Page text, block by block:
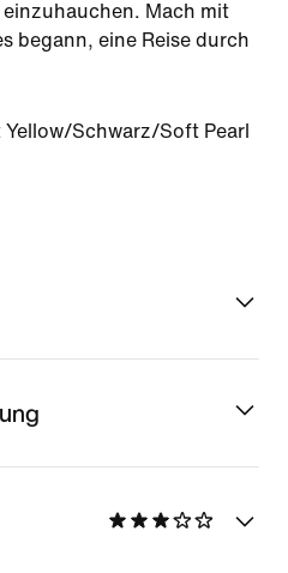
Mach mit
begann, eine Reise durch
Yellow/Schwarz/Soft Pearl